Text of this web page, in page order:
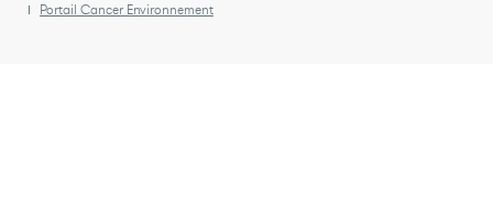
Portail Cancer Environnement